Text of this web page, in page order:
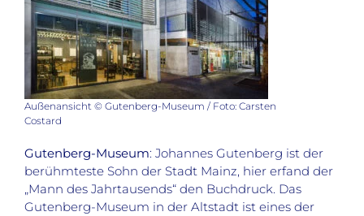
Außenansicht © Gutenberg-Museum / Foto: Carsten
Costard
Gutenberg-Museum: Johannes Gutenberg ist der
berühmteste Sohn der Stadt Mainz, hier erfand der
„Mann des Jahrtausends“ den Buchdruck. Das
Gutenberg-Museum in der Altstadt ist eines der